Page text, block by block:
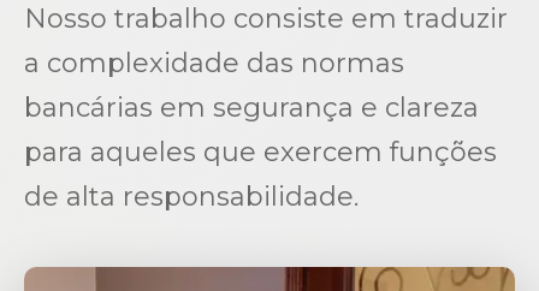
Nosso trabalho consiste em traduzir
a complexidade das normas
bancárias em segurança e clareza
para aqueles que exercem funções
de alta responsabilidade.